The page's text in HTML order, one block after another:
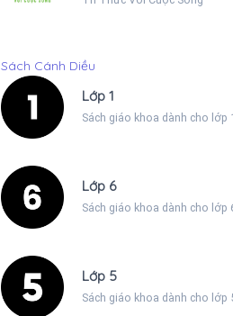
Sách Cánh Diều
Lớp 1
Sách giáo khoa dành cho lớp
Lớp 6
Sách giáo khoa dành cho lớp
Lớp 5
Sách giáo khoa dành cho lớp